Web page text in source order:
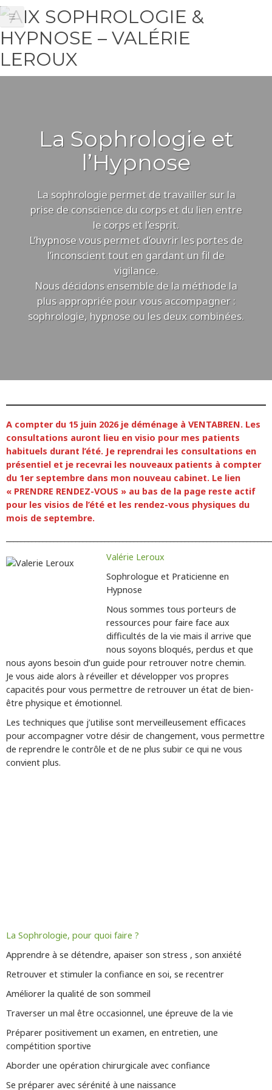
☰
La Sophrologie et
l’Hypnose
La sophrologie permet de travailler sur la
prise de conscience du corps et du lien entre
le corps et l’esprit.
L’hypnose vous permet d’ouvrir les portes de
l’inconscient tout en gardant un fil de
vigilance.
Nous décidons ensemble de la méthode la
plus appropriée pour vous accompagner :
sophrologie, hypnose ou les deux combinées.
A compter du 15 juin 2026 je déménage à VENTABREN. Les
consultations auront lieu en visio pour mes patients
habituels durant l’été. Je reprendrai les consultations en
présentiel et je recevrai les nouveaux patients à compter
du 1er septembre dans mon nouveau cabinet. Le lien
« PRENDRE RENDEZ-VOUS » au bas de la page reste actif
pour les visios de l’été et les rendez-vous physiques du
mois de septembre.
Valérie Leroux
Sophrologue et Praticienne en
Hypnose
Nous sommes tous porteurs de
ressources pour faire face aux
difficultés de la vie mais il arrive que
nous soyons bloqués, perdus et que
nous ayons besoin d’un guide pour retrouver notre chemin.
Je vous aide alors à réveiller et développer vos propres
capacités pour vous permettre de retrouver un état de bien-
être physique et émotionnel.
Les techniques que j’utilise sont merveilleusement efficaces
pour accompagner votre désir de changement, vous permettre
de reprendre le contrôle et de ne plus subir ce qui ne vous
convient plus.
La Sophrologie, pour quoi faire ?
Apprendre à se détendre, apaiser son stress , son anxiété
Retrouver et stimuler la confiance en soi, se recentrer
Améliorer la qualité de son sommeil
Traverser un mal être occasionnel, une épreuve de la vie
Préparer positivement un examen, en entretien, une
compétition sportive
Aborder une opération chirurgicale avec confiance
Se préparer avec sérénité à une naissance